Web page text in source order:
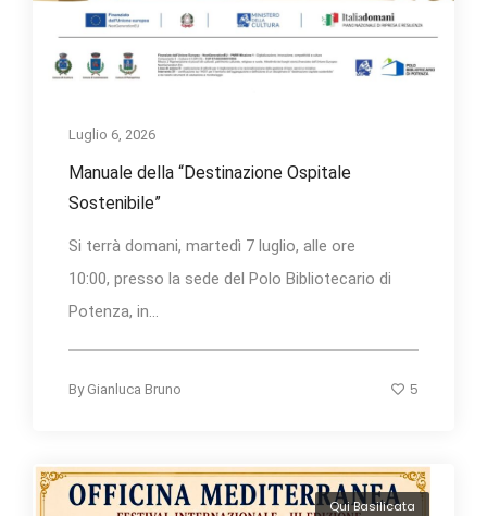
Luglio 6, 2026
Manuale della “Destinazione Ospitale
Sostenibile”
Si terrà domani, martedì 7 luglio, alle ore
10:00, presso la sede del Polo Bibliotecario di
Potenza, in...
By Gianluca Bruno 5
Qui Basilicata